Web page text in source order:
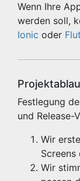
Wenn Ihre
werden soll,
Ionic oder
Festlegung
und Release-
Wir
Screens
Wir